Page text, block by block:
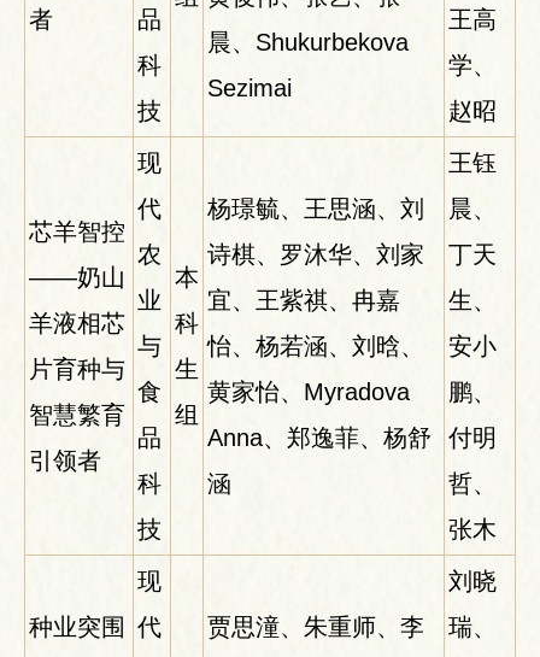
者
品
科
技
晨、Shukurbekova
Sezimai
王高
学、
赵昭
芯羊智控
——奶山
羊液相芯
片育种与
智慧繁育
引领者
现
代
农
业
与
食
品
科
技
本
科
生
组
杨璟毓、王思涵、刘
诗棋、罗沐华、刘家
宜、王紫祺、冉嘉
怡、杨若涵、刘晗、
黄家怡、Myradova
Anna、郑逸菲、杨舒
涵
王钰
晨、
丁天
生、
安小
鹏、
付明
哲、
张木
种业突围
现
代
贾思潼、朱重师、李
刘晓
瑞、